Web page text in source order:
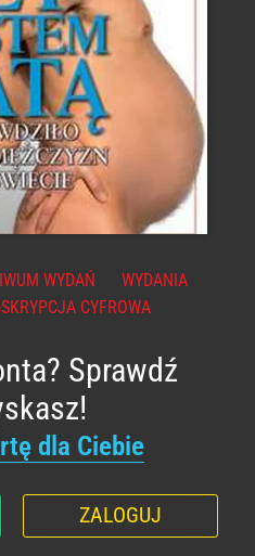
WYDAŃ
WYDANIA
CYFROWA
Sprawdź
dla Ciebie
ZALOGUJ